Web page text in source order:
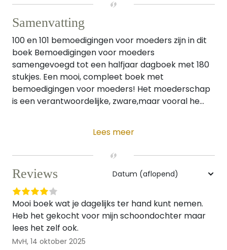
Samenvatting
100 en 101 bemoedigingen voor moeders zijn in dit
boek Bemoedigingen voor moeders
samengevoegd tot een halfjaar dagboek met 180
stukjes. Een mooi, compleet boek met
bemoedigingen voor moeders! Het moederschap
is een verantwoordelijke, zware,maar vooral he...
Lees meer
Reviews
Mooi boek wat je dagelijks ter hand kunt nemen.
Heb het gekocht voor mijn schoondochter maar
lees het zelf ook.
MvH, 14 oktober 2025